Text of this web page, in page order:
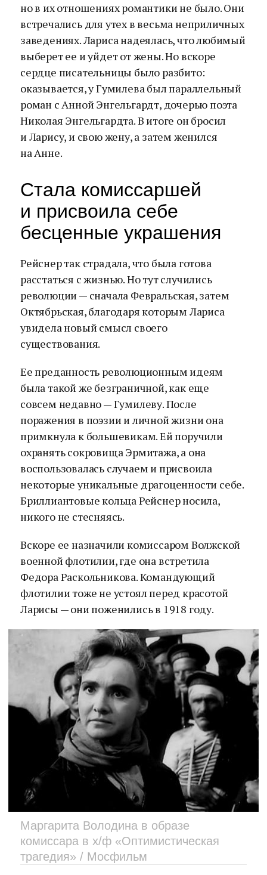
но в их отношениях романтики не было. Они
встречались для утех в весьма неприличных
заведениях. Лариса надеялась, что любимый
выберет ее и уйдет от жены. Но вскоре
сердце писательницы было разбито:
оказывается, у Гумилева был параллельный
роман с Анной Энгельгардт, дочерью поэта
Николая Энгельгардта. В итоге он бросил
и Ларису, и свою жену, а затем женился
на Анне.
Стала комиссаршей
и присвоила себе
бесценные украшения
Рейснер так страдала, что была готова
расстаться с жизнью. Но тут случились
революции — сначала Февральская, затем
Октябрьская, благодаря которым Лариса
увидела новый смысл своего
существования.
Ее преданность революционным идеям
была такой же безграничной, как еще
совсем недавно — Гумилеву. После
поражения в поэзии и личной жизни она
примкнула к большевикам. Ей поручили
охранять сокровища Эрмитажа, а она
воспользовалась случаем и присвоила
некоторые уникальные драгоценности себе.
Бриллиантовые кольца Рейснер носила,
никого не стесняясь.
Вскоре ее назначили комиссаром Волжской
военной флотилии, где она встретила
Федора Раскольникова. Командующий
флотилии тоже не устоял перед красотой
Ларисы — они поженились в 1918 году.
Маргарита Володина в образе
комиссара в х/ф «Оптимистическая
трагедия» / Мосфильм